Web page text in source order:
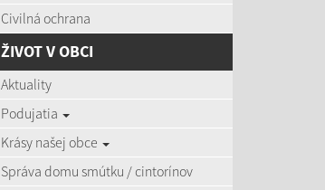
Civilná ochrana
ŽIVOT V OBCI
Aktuality
Podujatia
Krásy našej obce
Správa domu smútku / cintorínov